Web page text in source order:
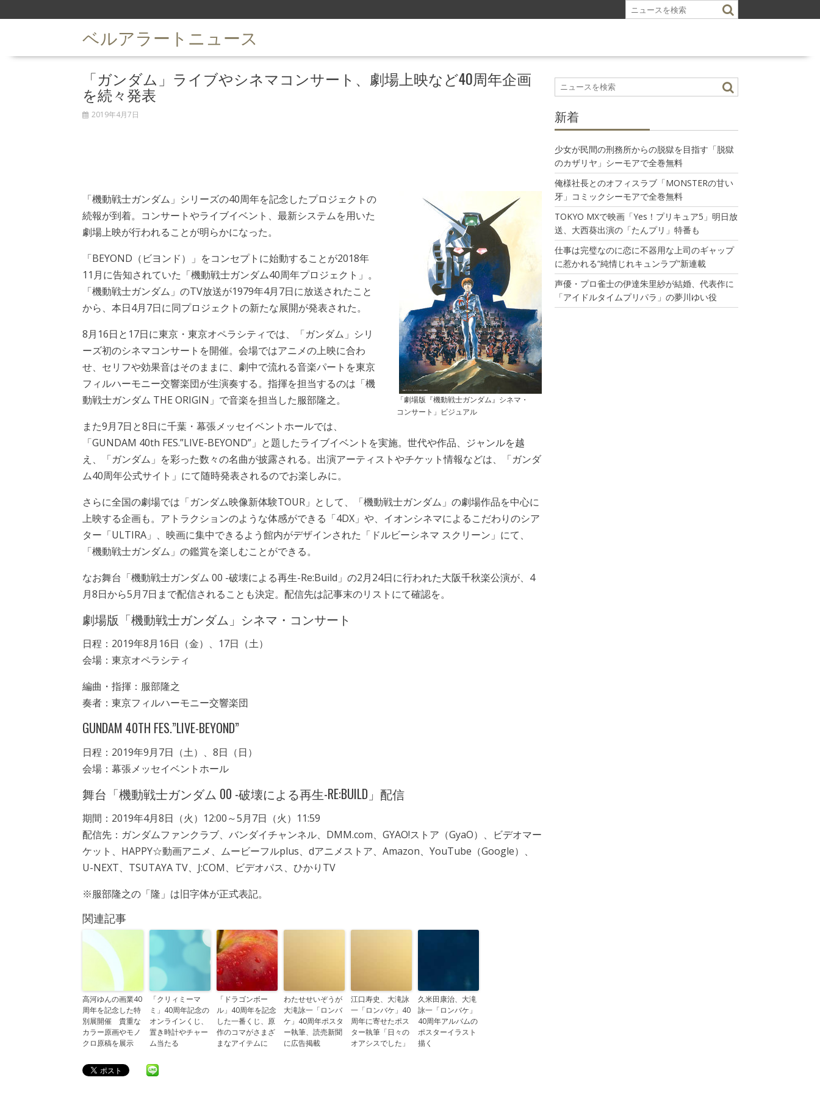
k
ベルアラートニュース
「ガンダム」ライブやシネマコンサート、劇場上映など40周年企画
を続々発表
2019年4月7日
「劇場版『機動戦士ガンダム』シネマ・
コンサート」ビジュアル
「機動戦士ガンダム」シリーズの40周年を記念したプロジェクトの
続報が到着。コンサートやライブイベント、最新システムを用いた
劇場上映が行われることが明らかになった。
「BEYOND（ビヨンド）」をコンセプトに始動することが2018年
11月に告知されていた「機動戦士ガンダム40周年プロジェクト」。
「機動戦士ガンダム」のTV放送が1979年4月7日に放送されたこと
から、本日4月7日に同プロジェクトの新たな展開が発表された。
8月16日と17日に東京・東京オペラシティでは、「ガンダム」シリ
ーズ初のシネマコンサートを開催。会場ではアニメの上映に合わ
せ、セリフや効果音はそのままに、劇中で流れる音楽パートを東京
フィルハーモニー交響楽団が生演奏する。指揮を担当するのは「機
動戦士ガンダム THE ORIGIN」で音楽を担当した服部隆之。
また9月7日と8日に千葉・幕張メッセイベントホールでは、
「GUNDAM 40th FES.”LIVE-BEYOND”」と題したライブイベントを実施。世代や作品、ジャンルを越
え、「ガンダム」を彩った数々の名曲が披露される。出演アーティストやチケット情報などは、「ガンダ
ム40周年公式サイト」にて随時発表されるのでお楽しみに。
さらに全国の劇場では「ガンダム映像新体験TOUR」として、「機動戦士ガンダム」の劇場作品を中心に
上映する企画も。アトラクションのような体感ができる「4DX」や、イオンシネマによるこだわりのシア
ター「ULTIRA」、映画に集中できるよう館内がデザインされた「ドルビーシネマ スクリーン」にて、
「機動戦士ガンダム」の鑑賞を楽しむことができる。
なお舞台「機動戦士ガンダム 00 -破壊による再生-Re:Build」の2月24日に行われた大阪千秋楽公演が、4
月8日から5月7日まで配信されることも決定。配信先は記事末のリストにて確認を。
劇場版「機動戦士ガンダム」シネマ・コンサート
日程：2019年8月16日（金）、17日（土）
会場：東京オペラシティ
編曲・指揮：服部隆之
奏者：東京フィルハーモニー交響楽団
GUNDAM 40TH FES.”LIVE-BEYOND”
日程：2019年9月7日（土）、8日（日）
会場：幕張メッセイベントホール
舞台「機動戦士ガンダム 00 -破壊による再生-RE:BUILD」配信
期間：2019年4月8日（火）12:00～5月7日（火）11:59
配信先：ガンダムファンクラブ、バンダイチャンネル、DMM.com、GYAO!ストア（GyaO）、ビデオマー
ケット、HAPPY☆動画アニメ、ムービーフルplus、dアニメストア、Amazon、YouTube（Google）、
U-NEXT、TSUTAYA TV、J:COM、ビデオパス、ひかりTV
※服部隆之の「隆」は旧字体が正式表記。
関連記事
高河ゆんの画業40
周年を記念した特
別展開催 貴重な
カラー原画やモノ
クロ原稿を展示
「クリィミーマ
ミ」40周年記念の
オンラインくじ、
置き時計やチャー
ム当たる
「ドラゴンボー
ル」40周年を記念
した一番くじ、原
作のコマがさまざ
まなアイテムに
わたせせいぞうが
大滝詠一「ロンバ
ケ」40周年ポスタ
ー執筆、読売新聞
に広告掲載
江口寿史、大滝詠
一「ロンバケ」40
周年に寄せたポス
ター執筆「日々の
オアシスでした」
久米田康治、大滝
詠一「ロンバケ」
40周年アルバムの
ポスターイラスト
描く
新着
少女が民間の刑務所からの脱獄を目指す「脱獄
のカザリヤ」シーモアで全巻無料
俺様社長とのオフィスラブ「MONSTERの甘い
牙」コミックシーモアで全巻無料
TOKYO MXで映画「Yes！プリキュア5」明日放
送、大西葵出演の「たんプリ」特番も
仕事は完璧なのに恋に不器用な上司のギャップ
に惹かれる“純情じれキュンラブ”新連載
声優・プロ雀士の伊達朱里紗が結婚、代表作に
「アイドルタイムプリパラ」の夢川ゆい役